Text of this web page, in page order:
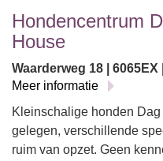
Hondencentrum
House
Waarderweg 18 | 6065EX
Meer informatie
Kleinschalige honden
gelegen, verschillende
ruim van opzet. Geen